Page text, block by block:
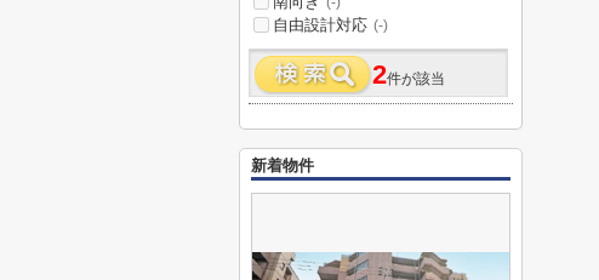
自由設計対応 (-)
2件が該当
新着物件